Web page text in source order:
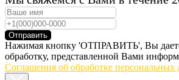
Отправить
Нажимая кнопку 'ОТПРАВИТЬ', Вы даете
обработку, представленной Вами
Соглашения об обработке персональных